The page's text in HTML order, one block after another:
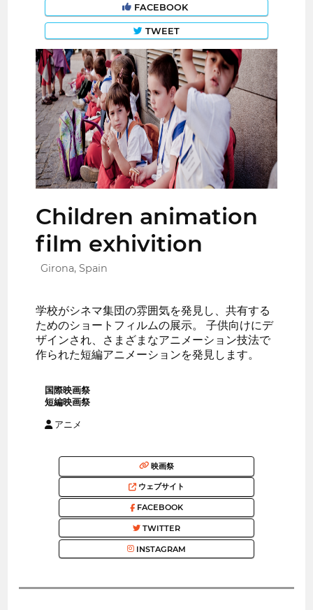
FACEBOOK
TWEET
Children animation
film exhivition
Girona, Spain
学校がシネマ集団の雰囲気を発見し、共有する
ためのショートフィルムの展示。 子供向けにデ
ザインされ、さまざまなアニメーション技法で
作られた短編アニメーションを発見します。
国際映画祭
短編映画祭
アニメ
映画祭
ウェブサイト
FACEBOOK
TWITTER
INSTAGRAM